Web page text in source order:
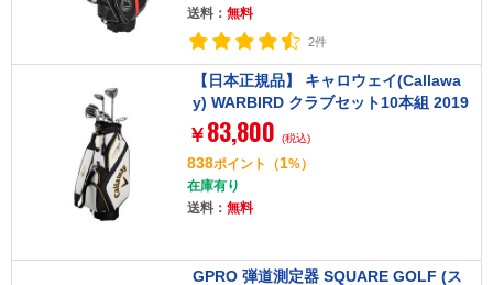
送料： 無料
2件
【日本正規品】 キャロウェイ(Callawa
y) WARBIRD クラブセット10本組 2019
年モデル キャディーバック付(W1、W
5、#5I-PW、SW、PT) ウッド カーボン
シャフト R、アイアン カーボンシャフ
ト R
￥ 83,800 (税込)
838ポイント （1%）
在庫有り
送料： 無料
GPRO 弾道測定器 SQUARE GOLF (ス